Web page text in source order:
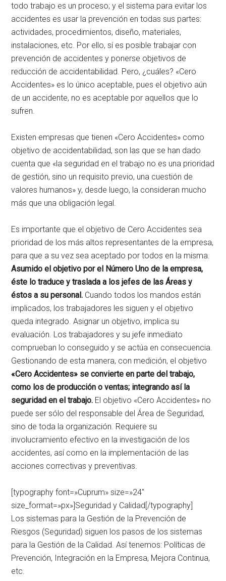
todo trabajo es un proceso; y el sistema para evitar los
accidentes es usar la prevención en todas sus partes:
actividades, procedimientos, diseño, materiales,
instalaciones, etc. Por ello, sí es posible trabajar con
prevención de accidentes y ponerse objetivos de
reducción de accidentabilidad. Pero, ¿cuáles? «Cero
Accidentes» es lo único aceptable, pues el objetivo aún
de un accidente, no es aceptable por aquellos que lo
sufren.
Existen empresas que tienen «Cero Accidentes» como
objetivo de accidentabilidad, son las que se han dado
cuenta que «la seguridad en el trabajo no es una prioridad
de gestión, sino un requisito previo, una cuestión de
valores humanos» y, desde luego, la consideran mucho
más que una obligación legal.
Es importante que el objetivo de Cero Accidentes sea
prioridad de los más altos representantes de la empresa,
para que a su vez sea aceptado por todos en la misma.
Asumido el objetivo por el Número Uno de la empresa,
éste lo traduce y traslada a los jefes de las Áreas y
éstos a su personal. Cuando todos los mandos están
implicados, los trabajadores les siguen y el objetivo
queda integrado. Asignar un objetivo, implica su
evaluación. Los trabajadores y su jefe inmediato
comprueban lo conseguido y se actúa en consecuencia.
Gestionando de esta manera, con medición, el objetivo
«Cero Accidentes» se convierte en parte del trabajo,
como los de producción o ventas; integrando así la
seguridad en el trabajo. El objetivo «Cero Accidentes» no
puede ser sólo del responsable del Área de Seguridad,
sino de toda la organización. Requiere su
involucramiento efectivo en la investigación de los
accidentes, así como en la implementación de las
acciones correctivas y preventivas.
[typography font=»Cuprum» size=»24″
size_format=»px»]Seguridad y Calidad[/typography]
Los sistemas para la Gestión de la Prevención de
Riesgos (Seguridad) siguen los pasos de los sistemas
para la Gestión de la Calidad. Así tenemos: Políticas de
Prevención, Integración en la Empresa, Mejora Continua,
etc.